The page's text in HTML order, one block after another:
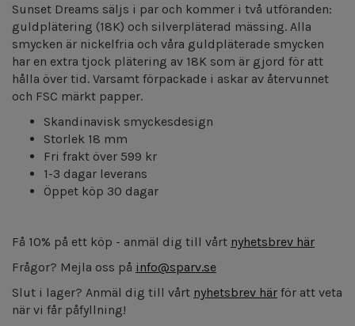
Sunset Dreams säljs i par och kommer i två utföranden:
guldplätering (18K) och silverpläterad mässing. Alla
smycken är nickelfria och våra guldpläterade smycken
har en extra tjock plätering av 18K som är gjord för att
hålla över tid. Varsamt förpackade i askar av återvunnet
och FSC märkt papper.
Skandinavisk smyckesdesign
Storlek 18 mm
Fri frakt över 599 kr
1-3 dagar leverans
Öppet köp 30 dagar
Få 10% på ett köp - anmäl dig till vårt nyhetsbrev här
Frågor? Mejla oss på info@sparv.se
Slut i lager? Anmäl dig till vårt nyhetsbrev här för att veta
när vi får påfyllning!